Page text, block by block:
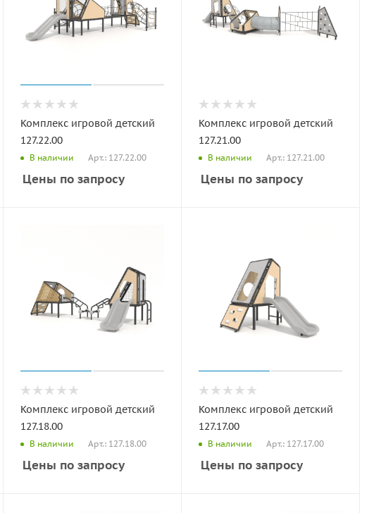
Комплекс игровой детский
127.22.00
В наличии Арт.: 127.22.00
Цены по запросу
Комплекс игровой детский
127.21.00
В наличии Арт.: 127.21.00
Цены по запросу
Комплекс игровой детский
127.18.00
В наличии Арт.: 127.18.00
Цены по запросу
Комплекс игровой детский
127.17.00
В наличии Арт.: 127.17.00
Цены по запросу